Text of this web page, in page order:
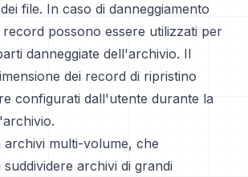
file. In caso di danneggiamento
record possono essere utilizzati per
danneggiate dell'archivio. Il
dei record di ripristino
configurati dall'utente durante la
archivi multi-volume, che
archivi di grandi